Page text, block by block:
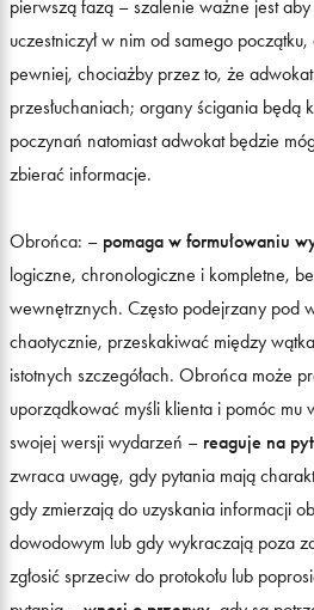
pierwszą fazą – szalenie ważne jest
uczestniczył w nim od samego
pewniej, chociażby przez to, że
przesłuchaniach; organy ścigania będą
poczynań natomiast adwokat będzie
zbierać informacje.
Obrońca: – pomaga w formułowaniu
logiczne, chronologiczne i kompletne,
wewnętrznych. Często podejrzany pod
chaotycznie, przeskakiwać między
istotnych szczegółach. Obrońca może
uporządkować myśli klienta i pomóc mu
swojej wersji wydarzeń – reaguje na
zwraca uwagę, gdy pytania mają
gdy zmierzają do uzyskania informacji
dowodowym lub gdy wykraczają poza
zgłosić sprzeciw do protokołu lub